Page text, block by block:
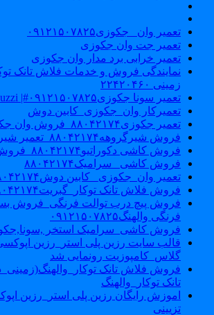
تعمیر وان _جکوزی۰۹۱۲۱۵۰۷۸۲۵
تعمیر جت وان جکوزی
تعمیر خرابی برد مدار وان جکوزی
نمایندگی فروش و خدمات فلاش تانک توکار
زمینی ۲۲۴۲۰۴۶۰
تعمیر سونا جکوزی۰۹۱۲۱۵۰۷۸۲۵#| Sauna | Jacuzzi
تعمیرکار وان_جکوزی_کابین دوش
تعمیر جکوزی۸۸۰۴۲۱۷۴_فروش وان جکوزی
فروش شیرگروهه۸۸۰۴۲۱۷۴_تعمیر شیرگروهه
فروش کاشی دکوراتیو۸۸۰۴۲۱۷۴_فروش کاشی بین کابینتی
فروش کاشی _سرامیک۸۸۰۴۲۱۷۴
تعمیر وان_جکوزی_ کابین دوش۸۸۰۴۲۱۷۴
فروش فلاش تانک توکار_گبریت۸۸۰۴۲۱۷۴
فروش پیچ درب توالت فرنگی_فروش
فرنگی والهنگ۰۹۱۲۱۵۰۷۸۲۵
فروش کاشی_سرامیک استخر
قالب سایت رزین پلی استر_رزین
گلاس_کامپوزیت رونمایی شد
فروش فلاش تانک
تانک توکار_والهنگ
اموزش رایگان رزین پلی استر_رزین
تزیینی